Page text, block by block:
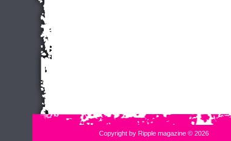
Copyright by Ripple magazine © 2026